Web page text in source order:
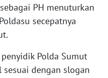
PH menuturkan
secepatnya
Polda Sumut
dengan slogan